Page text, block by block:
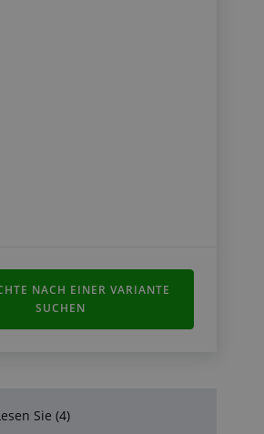
NACH EINER VARIANTE
SUCHEN
Sie (4)